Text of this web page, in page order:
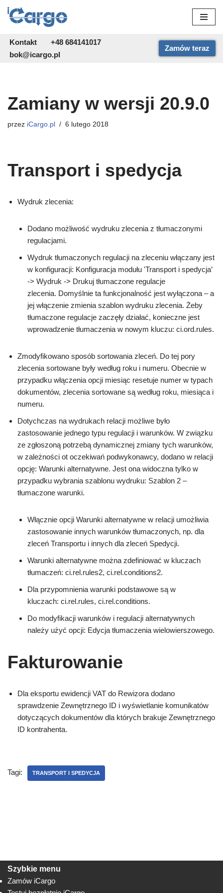
do
treści
Kontakt
+48 684141017
bok@icargo.pl
Zamów teraz
Zamiany w wersji 20.9.0
przez iCargo.pl 6 lutego 2018
Transport i spedycja
Wydruk zlecenia:
Dodano możliwość wydruku zlecenia z tłumaczonymi
regulacjami.
Wydruk tłumaczonych regulacji na zleceniu włączany jest
w konfiguracji: Konfiguracja modułu 'Transport i spedycja’
-> Wydruk -> Drukuj tłumaczone regulacje
zlecenia. Domyślnie ta funkcjonalność jest wyłączona – a
jej włączenie zmienia szablon wydruku zlecenia. Żeby
tłumaczone regulacje zaczęły działać, konieczne jest
wprowadzenie tłumaczenia w nowym kluczu: ci.ord.rules.
Zmodyfikowano sposób sortowania zleceń. Do tej pory
zlecenia sortowane były według roku i numeru. Obecnie w
przypadku włączenia opcji miesiąc resetuje numer w typach
dokumentów, zlecenia sortowane są według roku, miesiąca i
numeru.
Dotychczas na wydrukach relacji możliwe było
zastosowanie jednego typu regulacji i warunków. W związku
ze zgłoszoną potrzebą dynamicznej zmiany tych warunków,
w zależności ot oczekiwań podwykonawcy, dodano w relacji
opcję: Warunki alternatywne. Jest ona widoczna tylko w
przypadku wybrania szablonu wydruku: Szablon 2 –
tłumaczone warunki.
Włącznie opcji Warunki alternatywne w relacji umożliwia
zastosowanie innych warunków tłumaczonych, np. dla
zleceń Transportu i innych dla zleceń Spedycji.
Warunki alternatywne można zdefiniować w kluczach
tłumaczeń: ci.rel.rules2, ci.rel.conditions2.
Dla przypomnienia warunki podstawowe są w
kluczach: ci.rel.rules, ci.rel.conditions.
Do modyfikacji warunków i regulacji alternatywnych
należy użyć opcji: Edycja tłumaczenia wielowierszowego.
Fakturowanie
Dla eksportu ewidencji VAT do Rewizora dodano
sprawdzenie Zewnętrznego ID i wyświetlanie komunikatów
dotyczących dokumentów dla których brakuje Zewnętrznego
ID kontrahenta.
Tagi: TRANSPORT I SPEDYCJA
Szybkie menu
Zamów iCargo